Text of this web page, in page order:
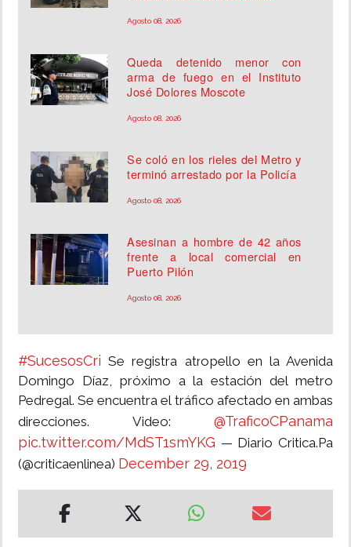
Agosto 08, 2026
Queda detenido menor con
arma de fuego en el Instituto
José Dolores Moscote
Agosto 08, 2026
Se coló en los rieles del Metro y
terminó arrestado por la Policía
Agosto 08, 2026
Asesinan a hombre de 42 años
frente a local comercial en
Puerto Pilón
Agosto 08, 2026
#SucesosCri Se registra atropello en la Avenida
Domingo Díaz, próximo a la estación del metro
Pedregal. Se encuentra el tráfico afectado en ambas
direcciones. Video: @TraficoCPanama
pic.twitter.com/MdST1smYKG — Diario Critica.Pa
(@criticaenlinea) December 29, 2019